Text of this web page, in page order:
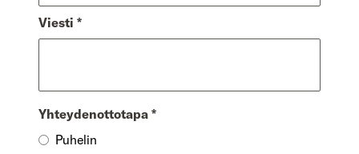
Viesti *
Yhteydenottotapa *
Puhelin